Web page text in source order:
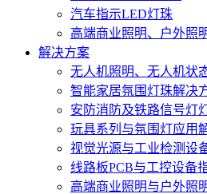
汽车指示LED灯珠
高端商业照明、户外照
解决方案
无人机照明、无人机状
智能家居氛围灯珠解决
安防消防及铁路信号灯
玩具系列与氛围灯应用
视觉光源与工业检测设
线路板PCB与工控设备
高端商业照明与户外照